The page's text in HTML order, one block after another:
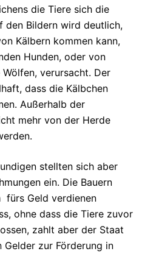
die Tiere sich die
den Bildern wird deutlich,
Kälbern kommen kann,
Hunden, oder von
verursacht. Der
dass die Kälbchen
Außerhalb der
mehr von der Herde
stellten sich aber
ein. Die Bauern
fürs Geld verdienen
ohne dass die Tiere zuvor
zahlt aber der Staat
zur Förderung in